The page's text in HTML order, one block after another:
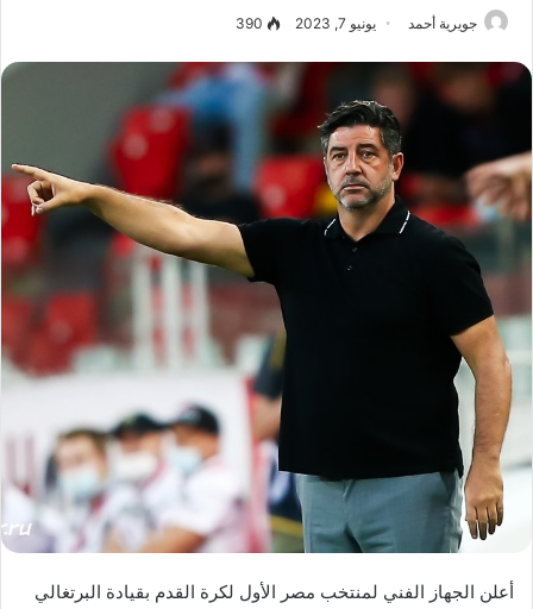
جويرية أحمد يونيو 7, 2023 390
أعلن الجهاز الفني لمنتخب مصر الأول لكرة القدم بقيادة البرتغالي